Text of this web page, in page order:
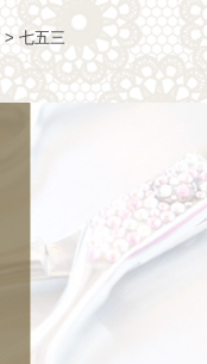
> 七五三